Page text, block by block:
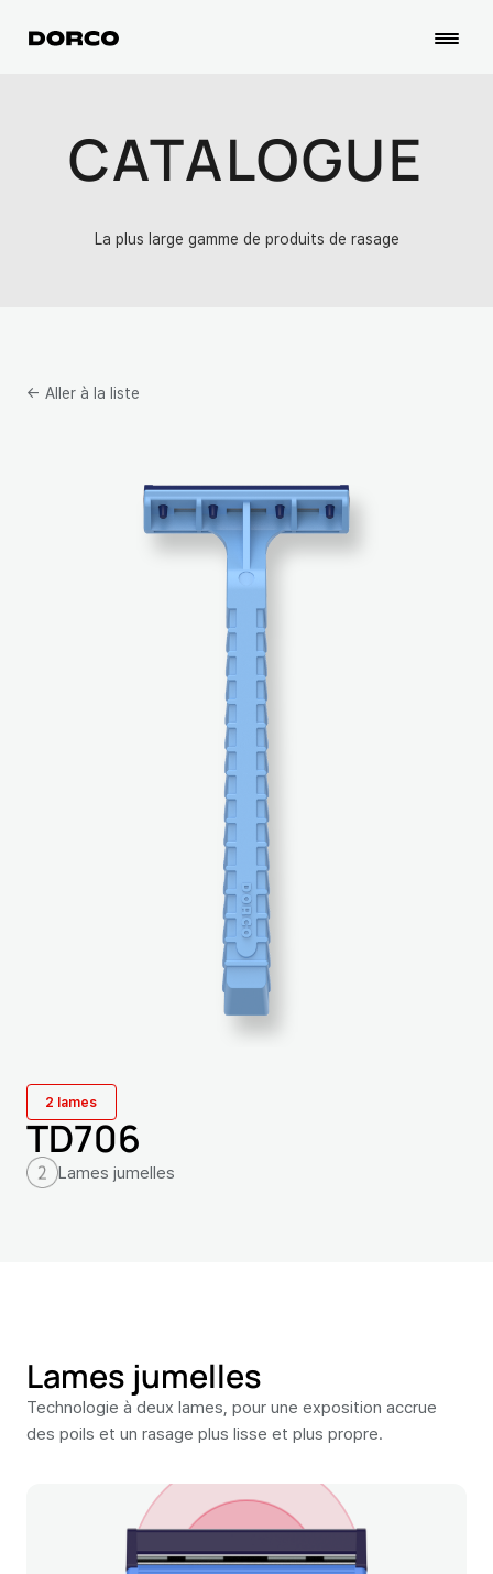
CATALOGUE
La plus large gamme de produits de rasage
← Aller à la liste
2 lames
TD706
Lames jumelles
Lames jumelles
Technologie à deux lames, pour une exposition accrue
des poils et un rasage plus lisse et plus propre.